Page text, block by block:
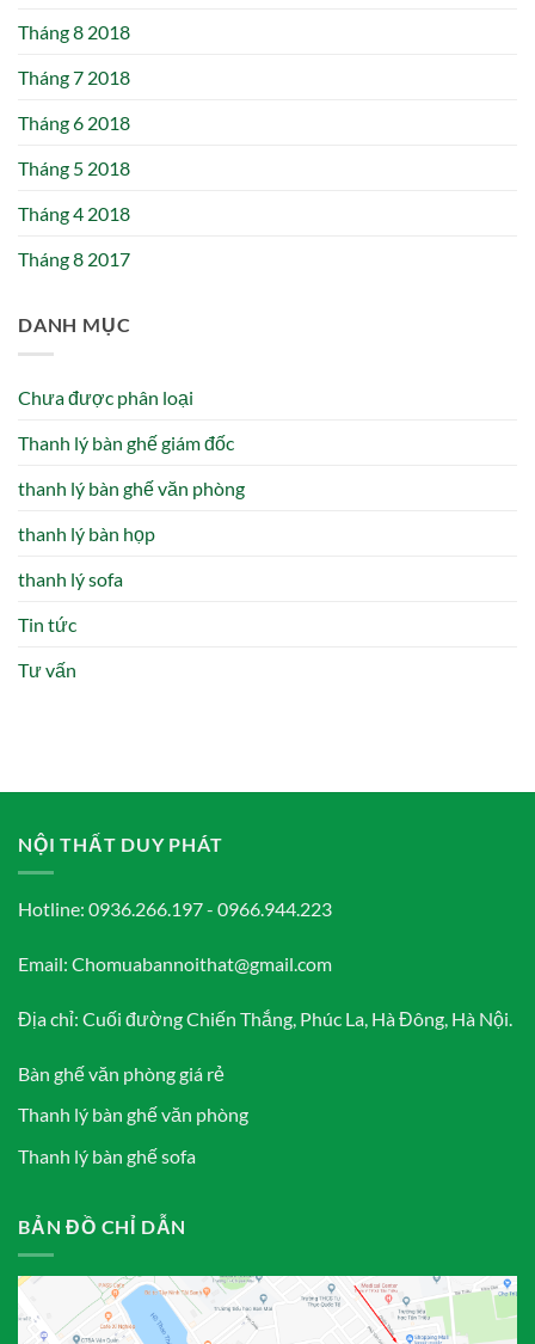
Tháng 8 2018
Tháng 7 2018
Tháng 6 2018
Tháng 5 2018
Tháng 4 2018
Tháng 8 2017
DANH MỤC
Chưa được phân loại
Thanh lý bàn ghế giám đốc
thanh lý bàn ghế văn phòng
thanh lý bàn họp
thanh lý sofa
Tin tức
Tư vấn
NỘI THẤT DUY PHÁT
Hotline: 0936.266.197 - 0966.944.223
Email: Chomuabannoithat@gmail.com
Địa chỉ: Cuối đường Chiến Thắng, Phúc La, Hà Đông, Hà Nội.
Bàn ghế văn phòng giá rẻ
Thanh lý bàn ghế văn phòng
Thanh lý bàn ghế sofa
BẢN ĐỒ CHỈ DẪN